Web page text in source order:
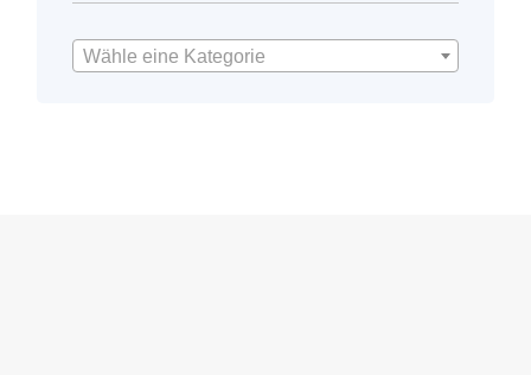
Wähle eine Kategorie